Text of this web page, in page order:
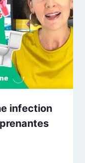
infection